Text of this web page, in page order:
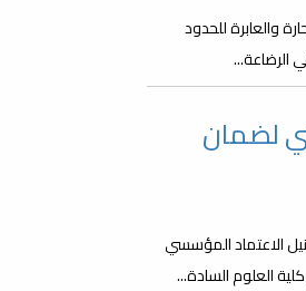
والعابرة للحدود
الرضاعة...
لضمان
12/2023 المستندات الخاصة بها لنيل الاعتماد المؤسسي
العلوم السادة...